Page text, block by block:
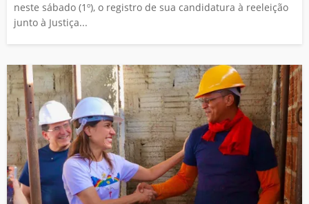
neste sábado (1º), o registro de sua candidatura à reeleição
junto à Justiça...